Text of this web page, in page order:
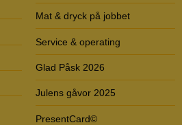
Mat & dryck på jobbet
Service & operating
Glad Påsk 2026
Julens gåvor 2025
PresentCard©